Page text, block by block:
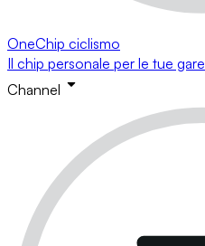
OneChip ciclismo
Il chip personale per le tue gare
Channel